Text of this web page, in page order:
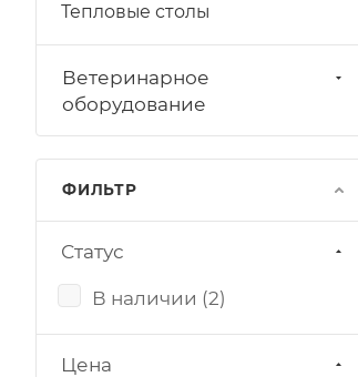
Тепловые столы
Ветеринарное
оборудование
ФИЛЬТР
Статус
В наличии (2)
Цена